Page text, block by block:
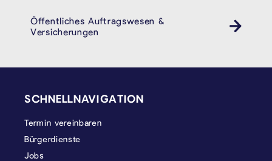
Öffentliches Auftragswesen &
Versicherungen
SCHNELLNAVIGATION
Termin vereinbaren
Bürgerdienste
Jobs